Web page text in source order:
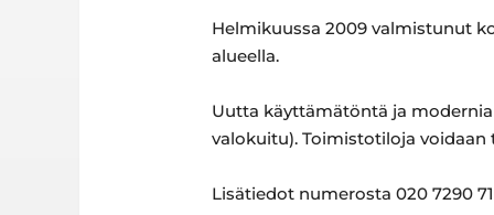
Helmikuussa 2009 valmistunut
alueella.
Uutta käyttämätöntä ja modernia
valokuitu). Toimistotiloja voidaan
Lisätiedot numerosta 020 7290